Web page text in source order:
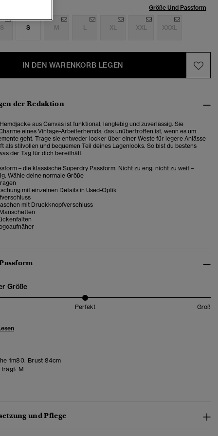
Größe Und Passform
S M L XL XXL XXXL
IN DEN WARENKORB LEGEN
der Redaktion
aus Canvas ist funktional, langlebig und zuverlässig. Sie
eines Vintage-Arbeiterhemds, das unübertroffen ist, wenn es um
geht. Trage sie entweder locker über einer Weste für legere Anlässe
als stilvollen und bequemen Teil deines Lagenlooks. So bist du bestens
der Tag für dich bereithält.
– die klassische Superdry Passform. Nicht zu eng, nicht zu weit –
Wähle deine normale Größe
mit einzelnen Details in Used-Optik
mit Druckknopfverschluss
Größe
Perfekt Groß
1m80. Brust 84cm
trägt: M
und Pflege